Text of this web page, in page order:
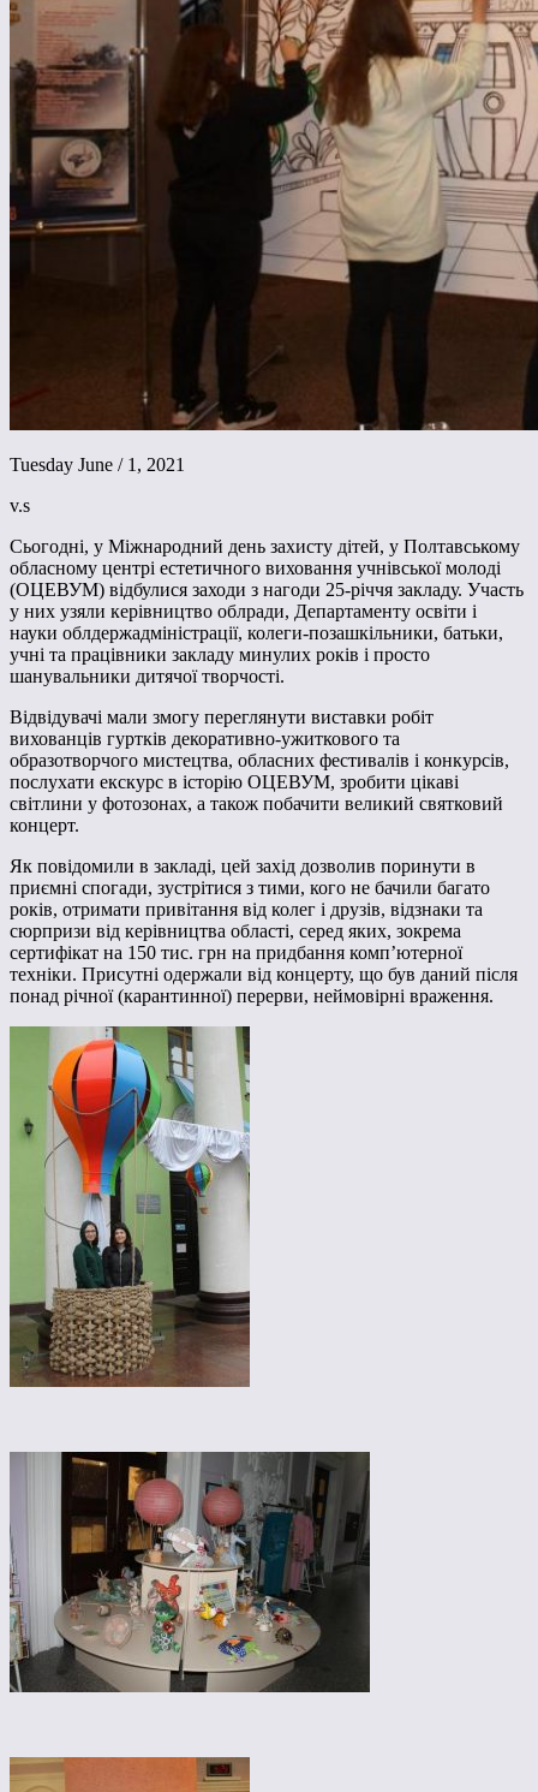
Tuesday June / 1, 2021
v.s
Сьогодні, у Міжнародний день захисту дітей, у Полтавському
обласному центрі естетичного виховання учнівської молоді
(ОЦЕВУМ) відбулися заходи з нагоди 25-річчя закладу. Участь
у них узяли керівництво облради, Департаменту освіти і
науки облдержадміністрації, колеги-позашкільники, батьки,
учні та працівники закладу минулих років і просто
шанувальники дитячої творчості.
Відвідувачі мали змогу переглянути виставки робіт
вихованців гуртків декоративно-ужиткового та
образотворчого мистецтва, обласних фестивалів і конкурсів,
послухати екскурс в історію ОЦЕВУМ, зробити цікаві
світлини у фотозонах, а також побачити великий святковий
концерт.
Як повідомили в закладі, цей захід дозволив поринути в
приємні спогади, зустрітися з тими, кого не бачили багато
років, отримати привітання від колег і друзів, відзнаки та
сюрпризи від керівництва області, серед яких, зокрема
сертифікат на 150 тис. грн на придбання комп’ютерної
техніки. Присутні одержали від концерту, що був даний після
понад річної (карантинної) перерви, неймовірні враження.